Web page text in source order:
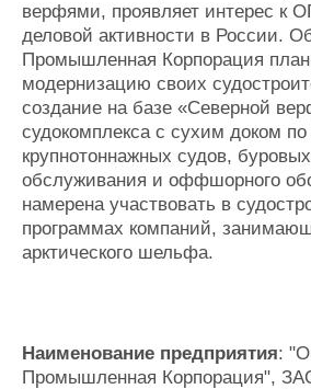
верфями, проявляет интерес к
деловой активности в России.
Промышленная Корпорация
модернизацию своих
создание на базе «Северной
судокомплекса с сухим доком по
крупнотоннажных судов,
обслуживания и оффшорного
намерена участвовать в
программах компаний,
арктического шельфа.
Наименование предприятия:
Промышленная Корпорация",